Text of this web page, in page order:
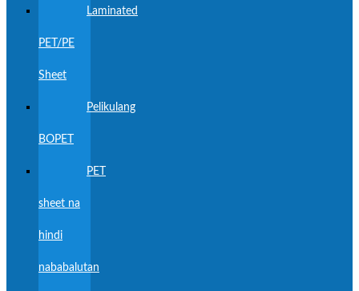
Laminated
PET/PE
Sheet
Pelikulang
BOPET
PET
sheet na
hindi
nababalutan